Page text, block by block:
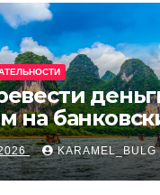
на
и
KARAMEL_BULG